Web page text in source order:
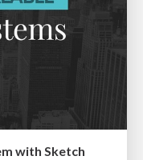
with Sketch